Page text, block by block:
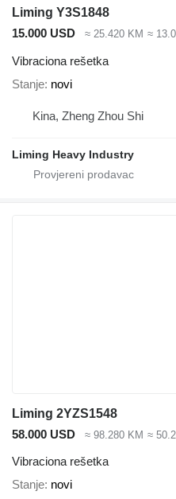
Liming Y3S1848
15.000 USD
≈ 25.420 KM ≈
Vibraciona rešetka
Stanje novi
Kina, Zheng Zhou Shi
Liming Heavy Industry
Liming 2YZS1548
58.000 USD
≈ 98.280 KM ≈
Vibraciona rešetka
Stanje novi